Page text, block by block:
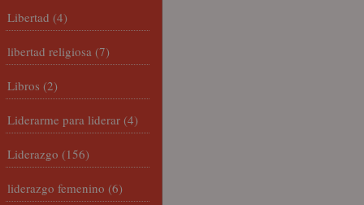
Libertad (4)
libertad religiosa (7)
Libros (2)
Liderarme para liderar (4)
Liderazgo (156)
liderazgo femenino (6)